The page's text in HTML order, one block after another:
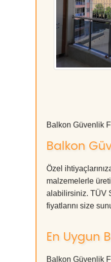
Balkon Güvenlik
Balkon
Özel
malzemelerle
alabilirsiniz. TÜV
fiyatlarını size
En Uygun
Balkon Güvenlik